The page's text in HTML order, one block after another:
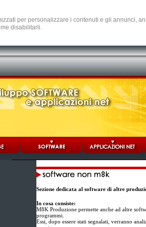
per personalizzare i contenuti e gli annunci,
disabilitarli.
Sezione dedicata al software di altre
In cosa consiste:
M8K Produzione permette anche ad altre
programmi.
Essi, dopo essere stati segnalati, verranno